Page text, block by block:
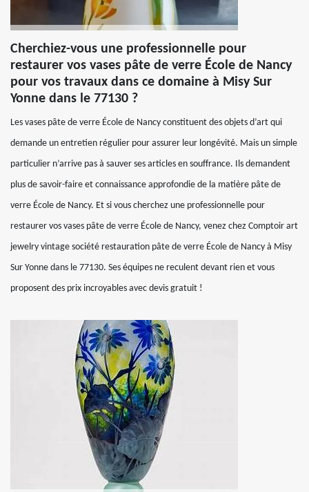
Cherchiez-vous une professionnelle pour
restaurer vos vases pâte de verre École de Nancy
pour vos travaux dans ce domaine à Misy Sur
Yonne dans le 77130 ?
Les vases pâte de verre École de Nancy constituent des objets d’art qui
demande un entretien régulier pour assurer leur longévité. Mais un simple
particulier n’arrive pas à sauver ses articles en souffrance. Ils demandent
plus de savoir-faire et connaissance approfondie de la matière pâte de
verre École de Nancy. Et si vous cherchez une professionnelle pour
restaurer vos vases pâte de verre École de Nancy, venez chez Comptoir art
jewelry vintage société restauration pâte de verre École de Nancy à Misy
Sur Yonne dans le 77130. Ses équipes ne reculent devant rien et vous
proposent des prix incroyables avec devis gratuit !